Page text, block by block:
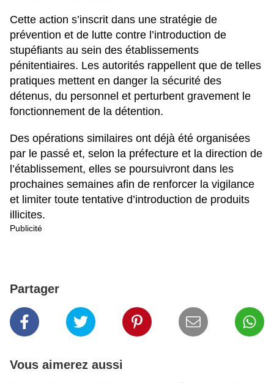
Cette action s’inscrit dans une stratégie de
prévention et de lutte contre l’introduction de
stupéfiants au sein des établissements
pénitentiaires. Les autorités rappellent que de telles
pratiques mettent en danger la sécurité des
détenus, du personnel et perturbent gravement le
fonctionnement de la détention.
Des opérations similaires ont déjà été organisées
par le passé et, selon la préfecture et la direction de
l’établissement, elles se poursuivront dans les
prochaines semaines afin de renforcer la vigilance
et limiter toute tentative d’introduction de produits
illicites.
Publicité
Partager
Vous aimerez aussi